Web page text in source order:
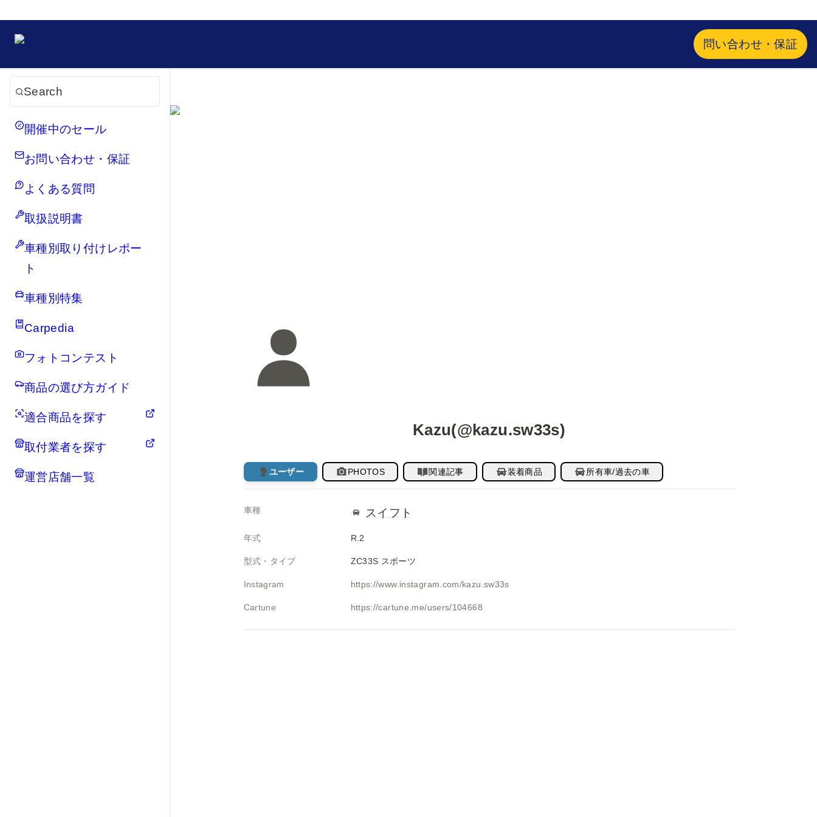
問い合わせ・保証
Search
開催中のセール
お問い合わせ・保証
よくある質問
取扱説明書
車種別取り付けレポー
ト
車種別特集
Carpedia
フォトコンテスト
商品の選び方ガイド
適合商品を探す
取付業者を探す
運営店舗一覧
Kazu(@kazu.sw33s)
ユーザー PHOTOS 関連記事 装着商品 所有車/過去の車
車種 スイフト
年式 R.2
型式・タイプ ZC33S スポーツ
Instagram https://www.instagram.com/kazu.sw33s
Cartune https://cartune.me/users/104668